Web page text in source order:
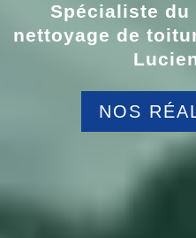
Spécialiste du
nettoyage de
NOS